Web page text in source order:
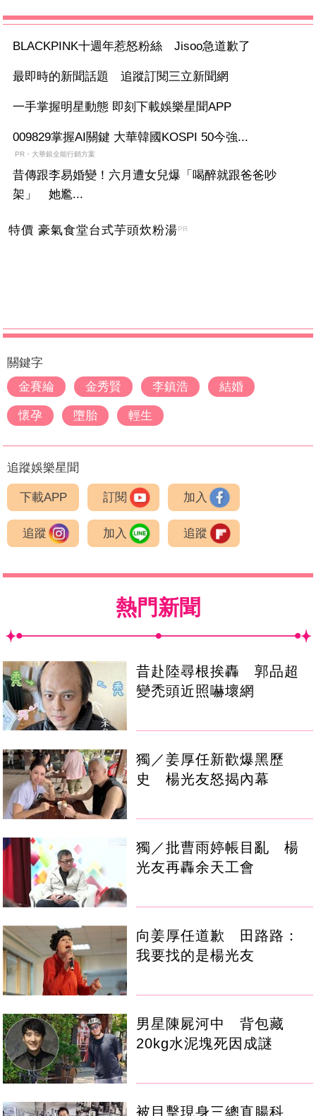
BLACKPINK十週年惹怒粉絲 Jisoo急道歉了
最即時的新聞話題 追蹤訂閱三立新聞網
一手掌握明星動態 即刻下載娛樂星聞APP
009829掌握AI關鍵 大華韓國KOSPI 50今強...
PR・大華銀全能行銷方案
昔傳跟李易婚變！六月遭女兒爆「喝醉就跟爸爸吵
架」 她尷...
特價 豪氣食堂台式芋頭炊粉湯PR
關鍵字
金賽綸
金秀賢 李鎮浩 結婚
懷孕 墮胎 輕生
追蹤娛樂星聞
下載APP 訂閱 加入
追蹤 加入 追蹤
熱門新聞
昔赴陸尋根挨轟 郭品超
變禿頭近照嚇壞網
獨／姜厚任新歡爆黑歷
史 楊光友怒揭內幕
獨／批曹雨婷帳目亂 楊
光友再轟余天工會
向姜厚任道歉 田路路：
我要找的是楊光友
男星陳屍河中 背包藏
20kg水泥塊死因成謎
被目擊現身三總直腸科